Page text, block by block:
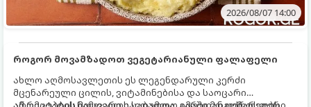
2026/08/07 14:00
როგორ მოვამზადოთ ვეგეტარიანული ფალაფელი
ახლო აღმოსავლეთის ეს ლეგენდარული კერძი
მცენარეული ცილის, ვიტამინებისა და საოცარი